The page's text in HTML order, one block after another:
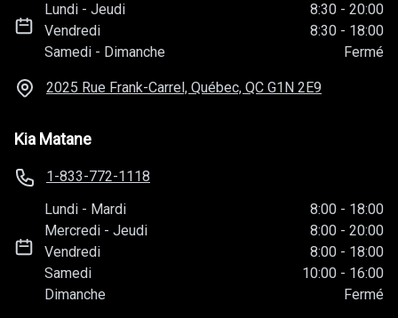
Lundi -Jeudi 8:30 - 20:00
Vendredi
8:30 - 18:00
Samedi - Dimanche Fermé
2025 Rue Frank-Carrel, Québec, QC G1N 2E9
Kia Matane
1-833-772-1118
Lundi - Mardi 8:00 - 18:00
Mercredi -Jeudi 8:00 - 20:00
Vendredi
8:00 - 18:00
Samedi
10:00 - 16:00
Dimanche
Fermé